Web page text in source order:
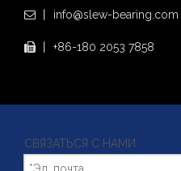
 丨 info@slew-bearing.com
 丨 +86-180 2053 7858
СВЯЗАТЬСЯ С НАМИ